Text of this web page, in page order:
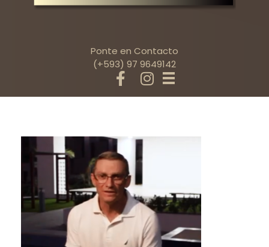
Ponte en Contacto
(+593) 97 9649142